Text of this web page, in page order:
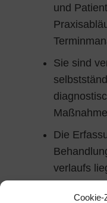
Cookie-
und
Sie sind
Die
verlaufs